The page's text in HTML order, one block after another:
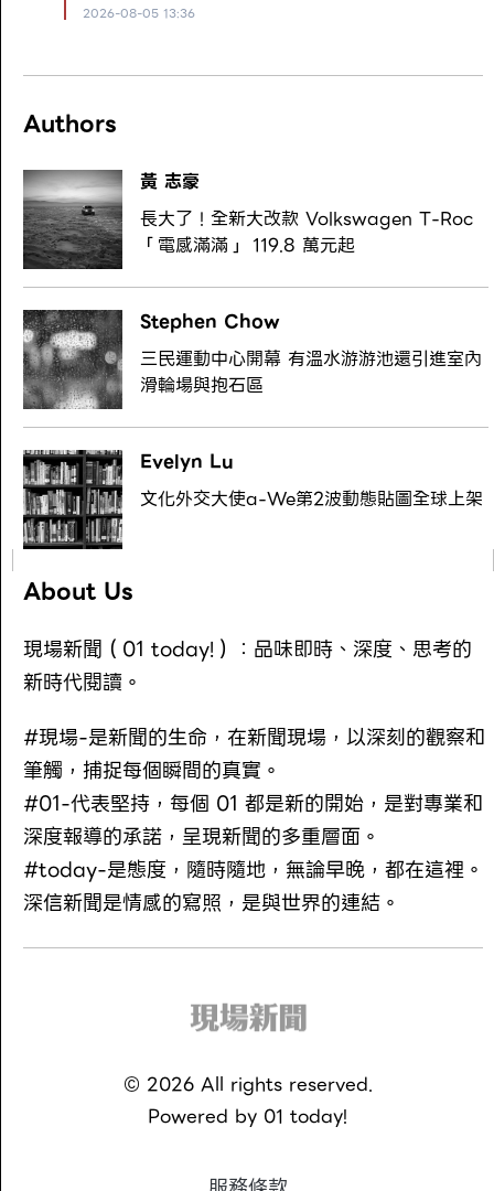
2026-08-05 13:36
Authors
黃 志豪
長大了！全新大改款 Volkswagen T-Roc
「電感滿滿」 119.8 萬元起
Stephen Chow
三民運動中心開幕 有溫水游游池還引進室內
滑輪場與抱石區
Evelyn Lu
文化外交大使a-We第2波動態貼圖全球上架
About Us
現場新聞（01 today!）：品味即時、深度、思考的
新時代閱讀。
#現場-是新聞的生命，在新聞現場，以深刻的觀察和
筆觸，捕捉每個瞬間的真實。
#01-代表堅持，每個 01 都是新的開始，是對專業和
深度報導的承諾，呈現新聞的多重層面。
#today-是態度，隨時隨地，無論早晚，都在這裡。
深信新聞是情感的寫照，是與世界的連結。
© 2026All rights reserved.
Powered by 01 today!